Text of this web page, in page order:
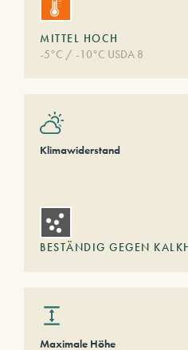
MITTEL HOCH
-5°C / -10°C USDA 8
Klimawiderstand
BESTÄNDIG GEGEN
Maximale Höhe